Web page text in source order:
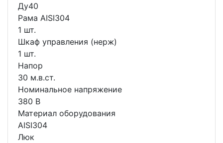
Ду40
Рама AISI304
1 шт.
Шкаф управления (нерж)
1 шт.
Напор
30 м.в.ст.
Номинальное напряжение
380 В
Материал оборудования
AISI304
Люк